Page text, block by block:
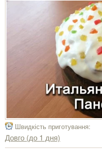
Швидкість приготування:
Довго (до 1 дня)